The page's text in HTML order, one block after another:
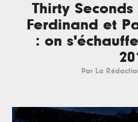
Thirty
Ferdinand et
: on
Par La